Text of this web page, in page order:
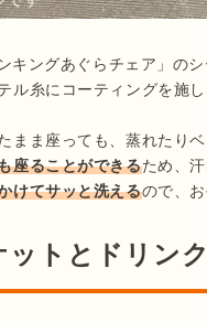
キングあぐらチェア」の
ル糸にコーティングを施し
まま座っても、蒸れたり
座ることができるため、
けてサッと洗える
ットとドリン